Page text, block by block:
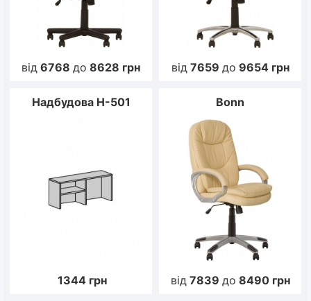
від 6768 до 8628 грн від 7659 до 9654 грн
Надбудова Н-501
1344 грн
Bonn
від 7839 до 8490 грн